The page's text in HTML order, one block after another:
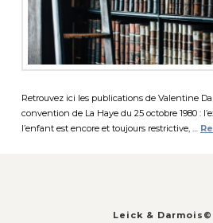
Retrouvez ici les publications de Valentine
convention de La Haye du 25 octobre 1980 :
l’enfant est encore et toujours restrictive, …
Leick & Darmois©